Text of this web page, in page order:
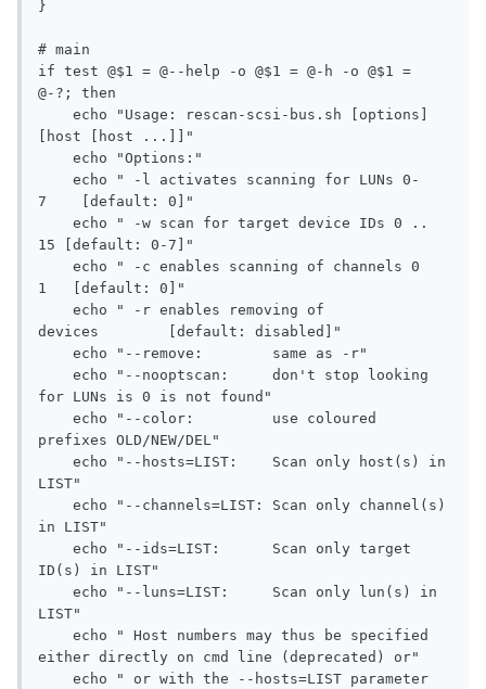
}
# main
if test @$1 = @--help -o @$1 = @-h -o @$1 =
@-?; then
echo "Usage: rescan-scsi-bus.sh [options]
[host [host ...]]"
echo "Options:"
echo " -l activates scanning for LUNs 0-
7    [default: 0]"
echo " -w scan for target device IDs 0 ..
15 [default: 0-7]"
echo " -c enables scanning of channels 0
1   [default: 0]"
echo " -r enables removing of
devices        [default: disabled]"
echo "--remove:        same as -r"
echo "--nooptscan:     don't stop looking
for LUNs is 0 is not found"
echo "--color:         use coloured
prefixes OLD/NEW/DEL"
echo "--hosts=LIST:    Scan only host(s) in
LIST"
echo "--channels=LIST: Scan only channel(s)
in LIST"
echo "--ids=LIST:      Scan only target
ID(s) in LIST"
echo "--luns=LIST:     Scan only lun(s) in
LIST"
echo " Host numbers may thus be specified
either directly on cmd line (deprecated) or"
echo " or with the --hosts=LIST parameter